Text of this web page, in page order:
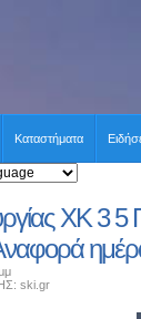
Καταστήματα
XK 3
ski.gr